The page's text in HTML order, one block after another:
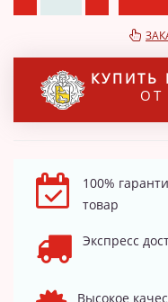
КУПИТЬ
ОТ
100%
товар
Экспресс
Высокое